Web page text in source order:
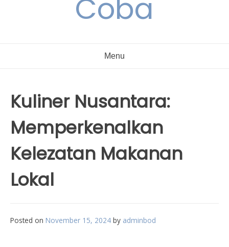
Coba
Menu
Kuliner Nusantara:
Memperkenalkan
Kelezatan Makanan
Lokal
Posted on November 15, 2024 by adminbod